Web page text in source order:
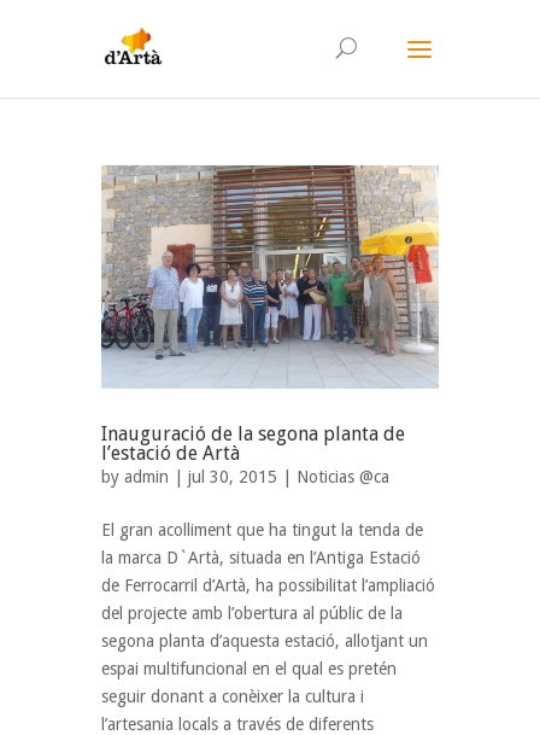
Inauguració de la segona planta de
l’estació de Artà
by admin | jul 30, 2015 | Noticias @ca
El gran acolliment que ha tingut la tenda de
la marca D`Artà, situada en l’Antiga Estació
de Ferrocarril d’Artà, ha possibilitat l’ampliació
del projecte amb l’obertura al públic de la
segona planta d’aquesta estació, allotjant un
espai multifuncional en el qual es pretén
seguir donant a conèixer la cultura i
l’artesania locals a través de diferents